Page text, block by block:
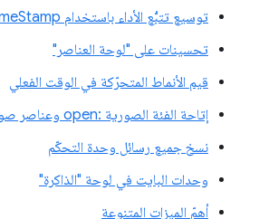
توسيع تتبُّع الأداء باستخدام console.timeStamp
تحسينات على "لوحة العناصر"
قيم الأنماط المتحرّكة في الوقت الفعلي
إتاحة الفئة الصورية :open وعناصر صورية مختلفة
نسخ جميع رسائل وحدة التحكّم
وحدات البايت في لوحة "الذاكرة"
أهمّ الميزات المتنوعة